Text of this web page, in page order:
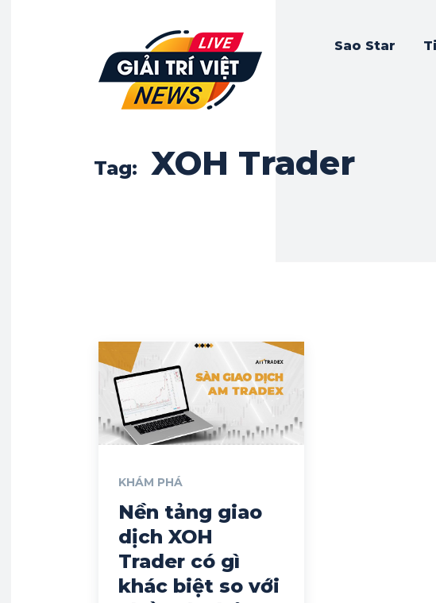
Sao Star
Tag: XOH Trader
KHÁM PHÁ
Nền tảng giao
dịch XOH
Trader có gì
khác biệt so với